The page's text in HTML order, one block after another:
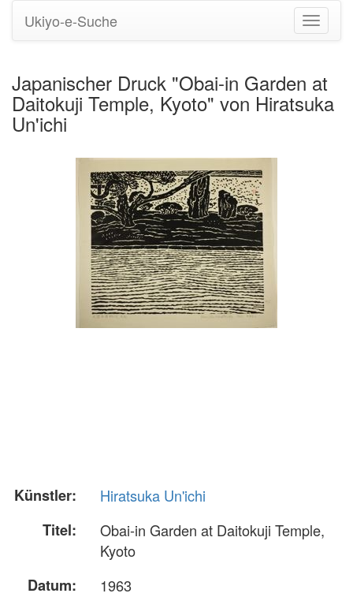
Ukiyo-e-Suche
Japanischer Druck "Obai-in Garden at
Daitokuji Temple, Kyoto" von Hiratsuka
Un'ichi
Künstler:
Hiratsuka Un'ichi
Titel:
Obai-in Garden at Daitokuji Temple,
Kyoto
Datum:
1963